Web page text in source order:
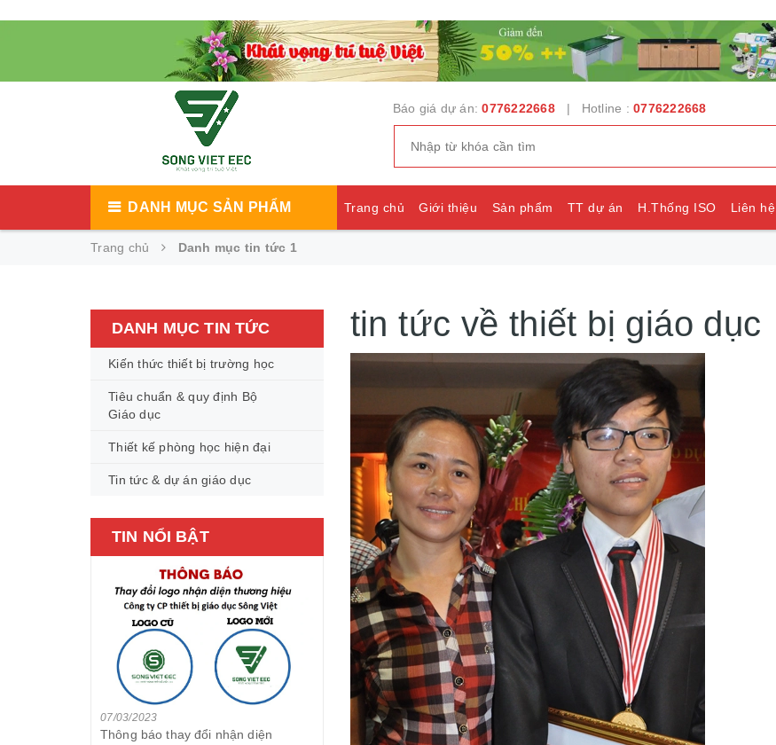
Báo giá dự án:0776222668| Hotline : 0776222668
DANH MỤC SẢN PHẨM Trang chủ Giới thiệu Sản phẩm TT dự án H.Thống ISO Liên hệ
Trang chủ Danh mục tin tức 1
tin tức về thiết bị giáo dục
DANH MỤC TIN TỨC
Kiến thức thiết bị trường học
Tiêu chuẩn & quy định Bộ
Giáo dục
Thiết kế phòng học hiện đại
Tin tức & dự án giáo dục
TIN NỔI BẬT
07/03/2023
Thông báo thay đổi nhận diện